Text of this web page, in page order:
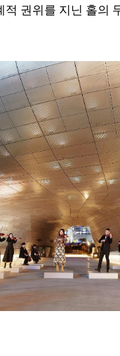
적 권위를 지닌 홀의